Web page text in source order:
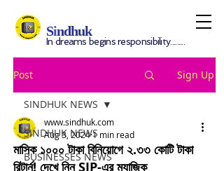
Sindhuk
In dreams begins responsibility.........
Post Sign Up
SINDHUK NEWS
BUSINESSES NEWS
SINDHUK NEWS
মাসিক ১০০০ টাকা বিনিয়োগে ২.৩৩ কোটি টাকা
রিটার্ন! দেখে নিন SIP-এর ম্যাজিক
www.sindhuk.com
Aug 3, 20241 min read